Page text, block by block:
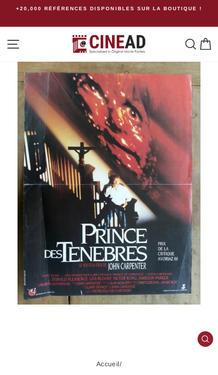
Passer+20,000 RÉFÉRENCES DISPONIBLES SUR LA BOUTIQUE !
Accueil/